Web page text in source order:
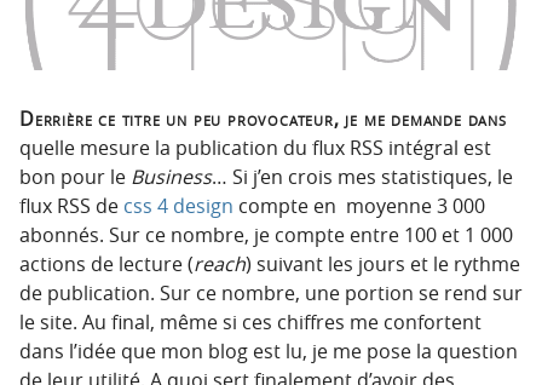
Derrière ce titre un peu provocateur, je me demande dans
quelle mesure la publication du flux RSS intégral est
bon pour le Business… Si j’en crois mes statistiques, le
flux RSS de css 4 design compte en moyenne 3 000
abonnés. Sur ce nombre, je compte entre 100 et 1 000
actions de lecture (reach) suivant les jours et le rythme
de publication. Sur ce nombre, une portion se rend sur
le site. Au final, même si ces chiffres me confortent
dans l’idée que mon blog est lu, je me pose la question